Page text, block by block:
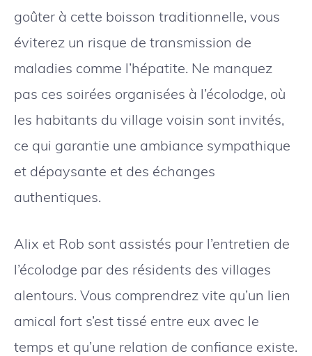
goûter à cette boisson traditionnelle, vous
éviterez un risque de transmission de
maladies comme l’hépatite. Ne manquez
pas ces soirées organisées à l’écolodge, où
les habitants du village voisin sont invités,
ce qui garantie une ambiance sympathique
et dépaysante et des échanges
authentiques.
Alix et Rob sont assistés pour l’entretien de
l’écolodge par des résidents des villages
alentours. Vous comprendrez vite qu’un lien
amical fort s’est tissé entre eux avec le
temps et qu’une relation de confiance existe.